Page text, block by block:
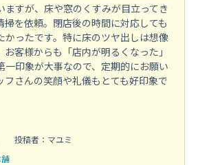
ますが、床や窓のくすみが目立ってき
掃を依頼。閉店後の時間に対応しても
かったです。特に床のツヤ出しは想像
客様からも「店内が明るくなった」
一印象が大事なので、定期的にお願い
フさんの笑顔や礼儀もとても好印象で
投稿者：マユミ